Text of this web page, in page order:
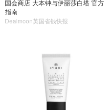
国会商店 大本钟与伊丽莎白塔 官方
指南
Dealmoon英国省钱快报